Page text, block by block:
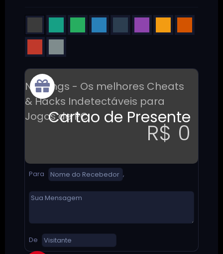
Cartao de Presente
NetKings - Os melhores Cheats
& Hacks Indetectáveis para
Jogos de PC
R$ 0
Para ,
De